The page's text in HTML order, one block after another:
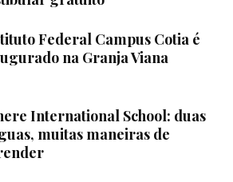
Federal Campus Cotia é
na Granja Viana
International School: duas
muitas maneiras de